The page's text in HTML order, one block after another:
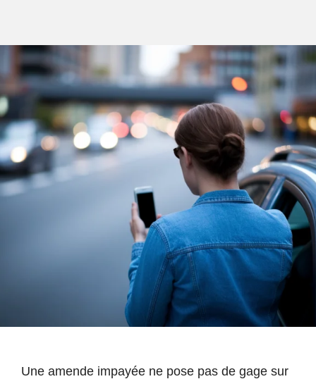
Une amende impayée ne pose pas de gage sur